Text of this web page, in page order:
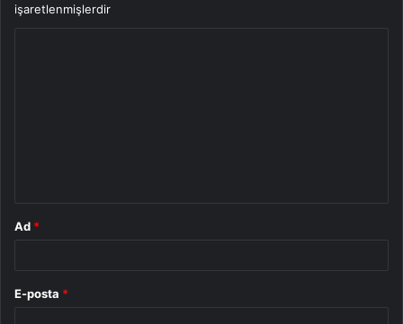
işaretlenmişlerdir
Ad *
E-posta *